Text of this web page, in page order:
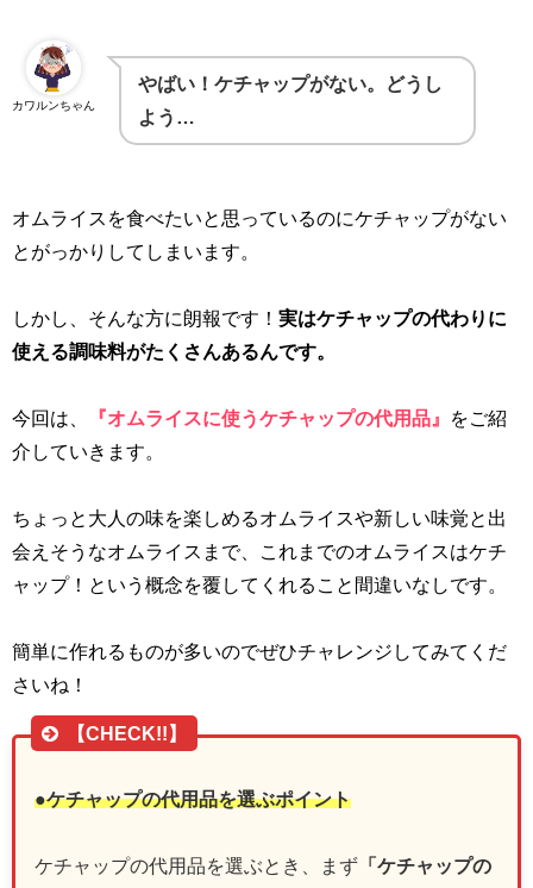
カワルンちゃん
やばい！ケチャップがない。どうし
よう…
オムライスを食べたいと思っているのにケチャップがない
とがっかりしてしまいます。
しかし、そんな方に朗報です！ 実はケチャップの代わりに
使える調味料がたくさんあるんです。
今回は、 『オムライスに使うケチャップの代用品』
をご紹
介していきます。
ちょっと大人の味を楽しめるオムライスや新しい味覚と出
会えそうなオムライスまで、これまでのオムライスはケチ
ャップ！という概念を覆してくれること間違いなしです。
簡単に作れるものが多いのでぜひチャレンジしてみてくだ
さいね！
【CHECK!!】
●ケチャップの代用品を選ぶポイント
ケチャップの代用品を選ぶとき、まず 「ケチャップの